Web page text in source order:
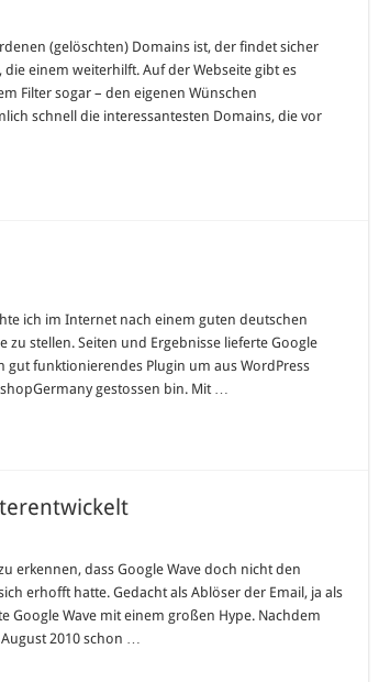
(gelöschten) Domains ist, der findet sicher
einem weiterhilft. Auf der Webseite gibt es
Filter sogar – den eigenen Wünschen
schnell die interessantesten Domains, die vor
ich im Internet nach einem guten deutschen
stellen. Seiten und Ergebnisse lieferte Google
funktionierendes Plugin um aus WordPress
gestossen bin. Mit …
erkennen, dass Google Wave doch nicht den
erhofft hatte. Gedacht als Ablöser der Email, ja als
Wave mit einem großen Hype. Nachdem
2010 schon …